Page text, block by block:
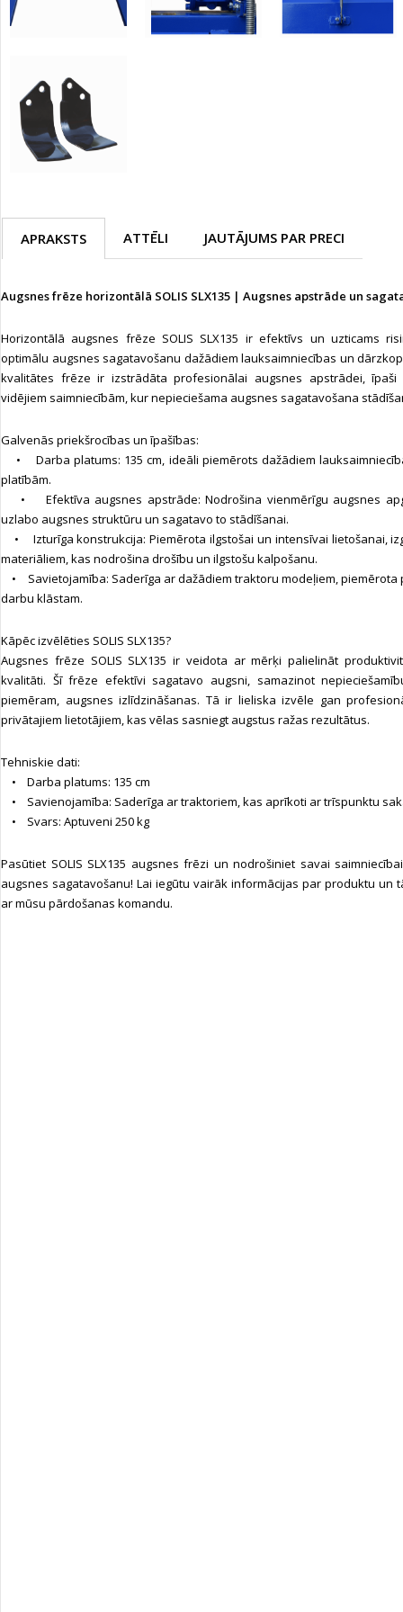
APRAKSTS ATTĒLI JAUTĀJUMS PAR PRECI
Augsnes frēze horizontālā SOLIS SLX135 | Augsnes apstrāde un
Horizontālā augsnes frēze SOLIS SLX135 ir efektīvs un uzticams
optimālu augsnes sagatavošanu dažādiem lauksaimniecības un
kvalitātes frēze ir izstrādāta profesionālai augsnes apstrādei,
vidējiem saimniecībām, kur nepieciešama augsnes sagatavošana
Galvenās priekšrocības un īpašības:
• Darba platums: 135 cm, ideāli piemērots dažādiem
platībām.
• Efektīva augsnes apstrāde: Nodrošina vienmērīgu augsnes
uzlabo augsnes struktūru un sagatavo to stādīšanai.
• Izturīga konstrukcija: Piemērota ilgstošai un intensīvai lietošanai,
materiāliem, kas nodrošina drošību un ilgstošu kalpošanu.
• Savietojamība: Saderīga ar dažādiem traktoru modeļiem, piemērota
darbu klāstam.
Kāpēc izvēlēties SOLIS SLX135?
Augsnes frēze SOLIS SLX135 ir veidota ar mērķi palielināt
kvalitāti. Šī frēze efektīvi sagatavo augsni, samazinot
piemēram, augsnes izlīdzināšanas. Tā ir lieliska izvēle gan
privātajiem lietotājiem, kas vēlas sasniegt augstus ražas rezultātus.
Tehniskie dati:
• Darba platums: 135 cm
• Savienojamība: Saderīga ar traktoriem, kas aprīkoti ar trīspunktu
• Svars: Aptuveni 250 kg
Pasūtiet SOLIS SLX135 augsnes frēzi un nodrošiniet savai
augsnes sagatavošanu! Lai iegūtu vairāk informācijas par produktu un
ar mūsu pārdošanas komandu.